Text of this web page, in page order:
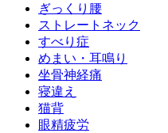
ぎっくり腰
ストレートネック
すべり症
めまい・耳鳴り
坐骨神経痛
寝違え
猫背
眼精疲労